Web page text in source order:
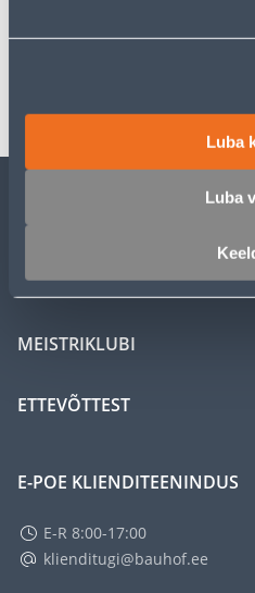
Luba
Luba
KLIENDITEENINDUS
TEENUSED
MEISTRIKLUBI
ETTEVÕTTEST
E-POE KLIENDITEENINDUS
E-R 8:00-17:00
klienditugi@bauhof.ee